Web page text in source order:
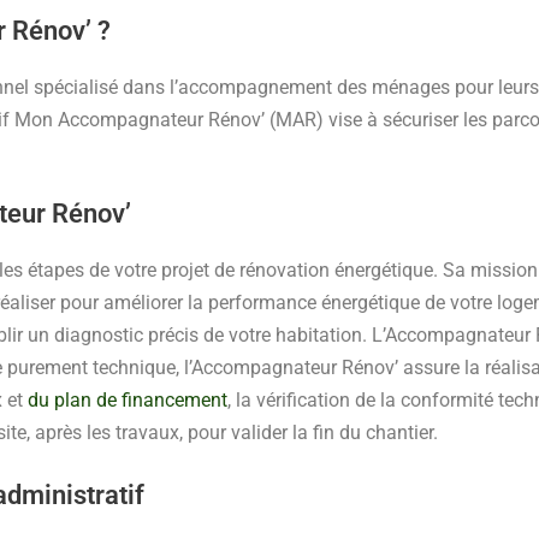
?
spécialisé dans l’accompagnement des ménages pour
Accompagnateur Rénov’ (MAR) vise à sécuriser les
Rénov’
étapes de votre projet de rénovation énergétique. Sa
pour améliorer la performance énergétique de votre
un diagnostic précis de votre habitation. L’Accompagnateur
technique, l’Accompagnateur Rénov’ assure la
et du plan de financement, la vérification de la conformité
après les travaux, pour valider la fin du chantier.